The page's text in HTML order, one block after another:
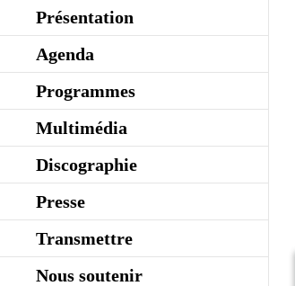
Présentation
Agenda
Programmes
Multimédia
Discographie
Presse
Transmettre
Nous soutenir